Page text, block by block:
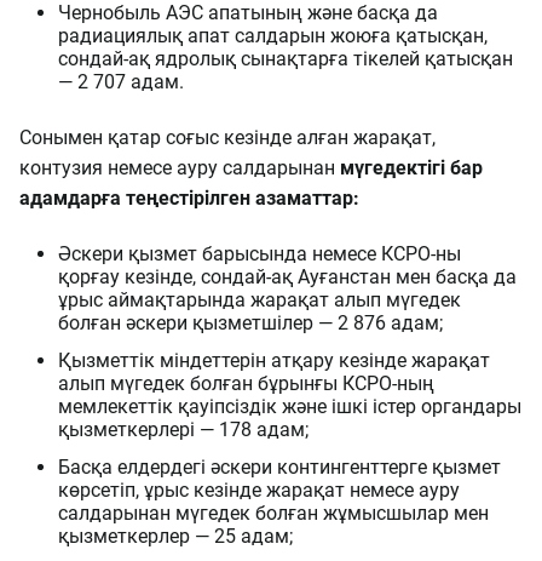
Чернобыль АЭС апатының және басқа да
радиациялық апат салдарын жоюға қатысқан,
сондай-ақ ядролық сынақтарға тікелей қатысқан
— 2 707 адам.
Сонымен қатар соғыс кезінде алған жарақат,
контузия немесе ауру салдарынан мүгедектігі бар
адамдарға теңестірілген азаматтар:
Әскери қызмет барысында немесе КСРО-ны
қорғау кезінде, сондай-ақ Ауғанстан мен басқа да
ұрыс аймақтарында жарақат алып мүгедек
болған әскери қызметшілер — 2 876 адам;
Қызметтік міндеттерін атқару кезінде жарақат
алып мүгедек болған бұрынғы КСРО-ның
мемлекеттік қауіпсіздік және ішкі істер органдары
қызметкерлері — 178 адам;
Басқа елдердегі әскери контингенттерге қызмет
көрсетіп, ұрыс кезінде жарақат немесе ауру
салдарынан мүгедек болған жұмысшылар мен
қызметкерлер — 25 адам;